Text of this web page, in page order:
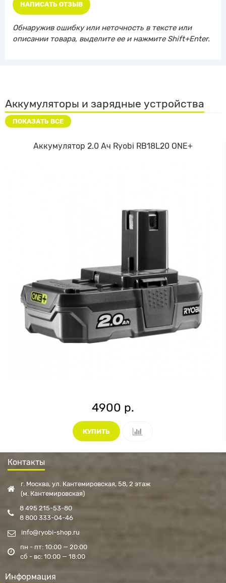
НАПИСАТЬ ОТЗЫВ
Обнаружив ошибку или неточность в тексте или
описании товара, выделите ее и нажмите Shift+Enter.
Аккумуляторы и зарядные устройства
ПОКАЗАТЬ ВСЕ
Аккумулятор 2.0 Ач Ryobi RB18L20 ONE+
4900 р.
КУПИТЬ
Контакты
г. Москва, ул. Кантемировская, 58, 2 этаж
(м. Кантемировская)
8 495 215-53-80
8 800 333-04-46
info@ryobi-shop.ru
пн - пт: 10:00 — 20:00
сб - вс: 10:00 — 18:00
Информация